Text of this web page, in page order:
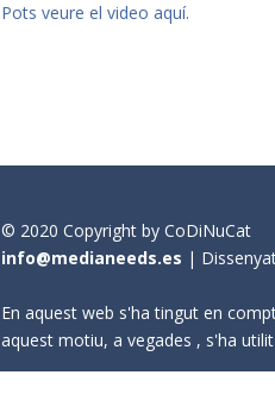
Pots veure el video aquí.
© 2020 Copyright by CoDiNuCat
info@medianeeds.es |
En aquest web s'ha tingut en
aquest motiu, a vegades , s'ha